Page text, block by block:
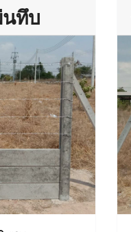
นทึบ